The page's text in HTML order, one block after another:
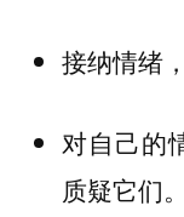
接纳情绪
对自己的
质疑它们。